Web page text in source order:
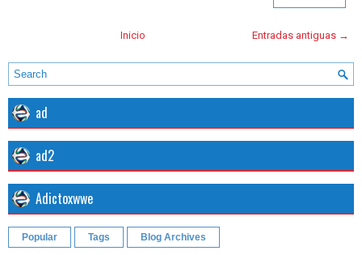
Entradas antiguas →
Inicio
ad
ad2
Adictoxwwe
Popular Tags Blog Archives